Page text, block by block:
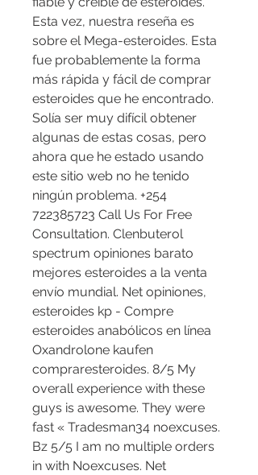
Esta vez, nuestra reseña es
sobre el Mega-esteroides. Esta
fue probablemente la forma
más rápida y fácil de comprar
esteroides que he encontrado.
Solía ser muy difícil obtener
algunas de estas cosas, pero
ahora que he estado usando
este sitio web no he tenido
ningún problema. +254
722385723 Call Us For Free
Consultation. Clenbuterol
spectrum opiniones barato
mejores esteroides a la venta
envío mundial. Net opiniones,
esteroides kp - Compre
esteroides anabólicos en línea
Oxandrolone kaufen
compraresteroides. 8/5 My
overall experience with these
guys is awesome. They were
fast « Tradesman34 noexcuses.
Bz 5/5 I am no multiple orders
in with Noexcuses. Net